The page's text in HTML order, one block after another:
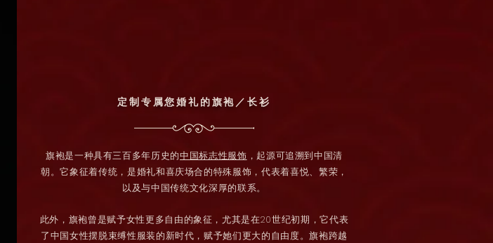
定制专属您婚礼的旗袍／长衫
旗袍是一种具有三百多年历史的中国标志性服饰 ，起源可追溯到中国清
朝。它象征着传统，是婚礼和喜庆场合的特殊服饰，代表着喜悦、繁荣，
以及与中国传统文化深厚的联系。
此外，旗袍曾是赋予女性更多自由的象征，尤其是在20世纪初期，它代表
了中国女性摆脱束缚性服装的新时代，赋予她们更大的自由度。旗袍跨越